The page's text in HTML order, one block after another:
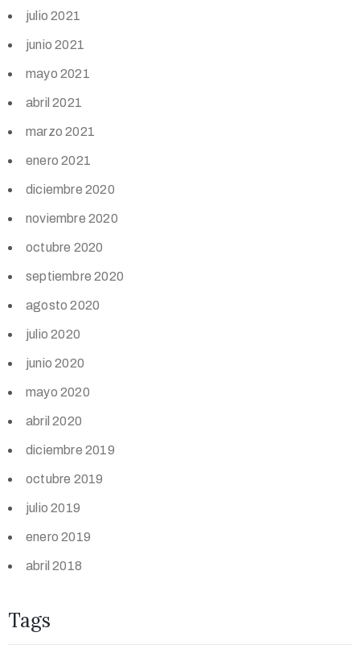
julio 2021
junio 2021
mayo 2021
abril 2021
marzo 2021
enero 2021
diciembre 2020
noviembre 2020
octubre 2020
septiembre 2020
agosto 2020
julio 2020
junio 2020
mayo 2020
abril 2020
diciembre 2019
octubre 2019
julio 2019
enero 2019
abril 2018
Tags